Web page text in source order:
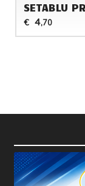
SETABLU
€ 4,70